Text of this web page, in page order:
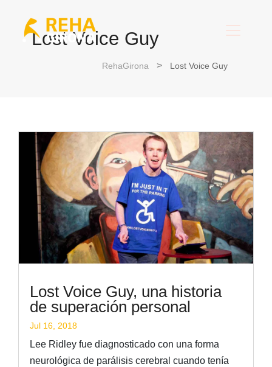
Lost Voice Guy
RehaGirona Lost Voice Guy
Lost Voice Guy, una historia
de superación personal
Jul 16, 2018
Lee Ridley fue diagnosticado con una forma
neurológica de parálisis cerebral cuando tenía